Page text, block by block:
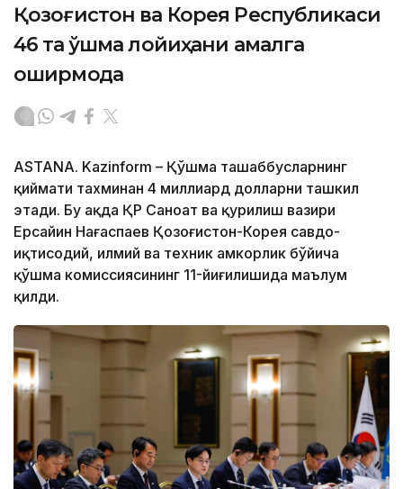
Қозоғистон ва Корея Республикаси
46 та қўшма лойиҳани амалга
оширмоқда
ASTANA. Kazinform – Қўшма ташаббусларнинг
қиймати тахминан 4 миллиард долларни ташкил
этади. Бу ҳақда ҚР Саноат ва қурилиш вазири
Ерсайин Нағаспаев Қозоғистон-Корея савдо-
иқтисодий, илмий ва техник ҳамкорлик бўйича
қўшма комиссиясининг 11-йиғилишида маълум
қилди.